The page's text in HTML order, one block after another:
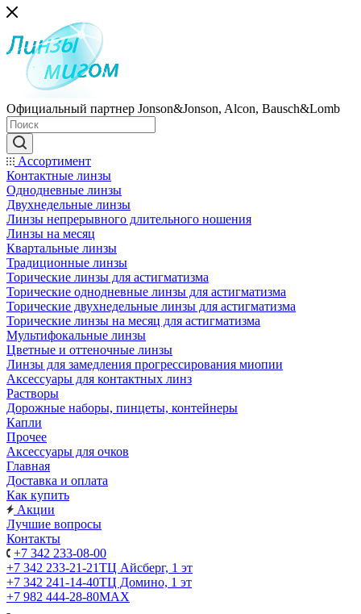
Официальный партнер Jonson&Jonson, Alcon, Bausch&Lomb
Ассортимент
Контактные линзы
Однодневные линзы
Двухнедельные линзы
Линзы непрерывного длительного ношения
Линзы на месяц
Квартальные линзы
Традиционные линзы
Торические линзы для астигматизма
Торические однодневные линзы для астигматизма
Торические двухнедельные линзы для астигматизма
Торические линзы на месяц для астигматизма
Мультифокальные линзы
Цветные и оттеночные линзы
Линзы для замедления прогрессирования миопии
Аксессуары для контактных линз
Растворы
Дорожные наборы, пинцеты, контейнеры
Капли
Прочее
Аксессуары для очков
Главная
Доставка и оплата
Как купить
Акции
Лучшие вопросы
Контакты
+7 342 233-08-00
+7 342 233-21-21ТЦ Айсберг, 1 эт
+7 342 241-14-40ТЦ Домино, 1 эт
+7 982 444-28-80MAX